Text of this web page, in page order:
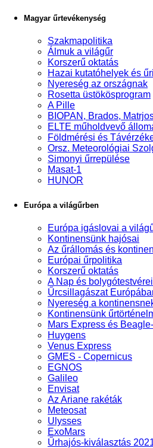
Magyar űrtevékenység
Szakmapolitika
Álmuk a világűr
Korszerű oktatás
Hazai kutatóhelyek és
Nyereség az országnak
Rosetta üstökösprogram
A Pille
BIOPAN, Brados,
ELTE műholdvevő
Földmérési és
Orsz. Meteorológiai
Simonyi űrrepülése
Masat-1
HUNOR
Európa a világűrben
Európa igáslovai a
Kontinensünk hajósai
Az űrállomás és
Európai űrpolitika
Korszerű oktatás
A Nap és
Űrcsillagászat
Nyereség a
Kontinensünk
Mars Express és
Huygens
Venus Express
GMES - Copernicus
EGNOS
Galileo
Envisat
Az Ariane rakéták
Meteosat
Ulysses
ExoMars
Űrhajós-kiválasztás